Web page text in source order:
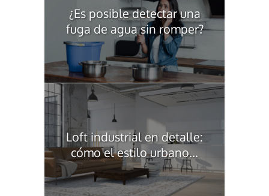
¿Es posible detectar una
fuga de agua sin romper?
Loft industrial en detalle:
cómo el estilo urbano...